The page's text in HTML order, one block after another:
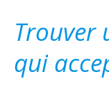
Trouver
qui